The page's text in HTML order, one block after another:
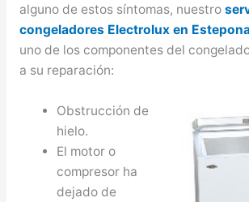
alguno de estos síntomas, nuestro
congeladores Electrolux en
uno de los componentes del
a su reparación:
Obstrucción de
hielo.
El motor o
compresor ha
dejado de